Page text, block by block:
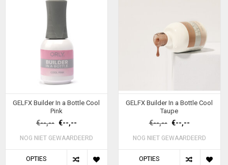
GELFX Builder In a Bottle Cool
Pink
€--,-- €--,--
NOG NIET GEWAARDEERD
OPTIES
GELFX Builder In a Bottle Cool
Taupe
€--,-- €--,--
NOG NIET GEWAARDEERD
OPTIES